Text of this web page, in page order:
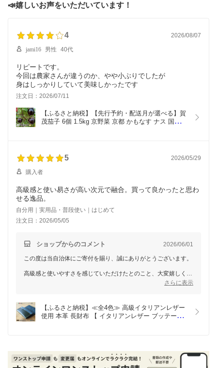
📣嬉しいお声をいただいています！
4 2026/08/07
jami16 男性 40代
リピートです。
今回は農家さんが違うのか、やや小ぶりでしたが
身はしっかりしていて美味しかったです
注文日：2026/07/11
【ふるさと納税】【先行予約・配送月が選べる】賀
茂茄子 6個 1.5kg 京野菜 京都 かもなす ナス 国産
5 2026/05/29
購入者
高級感と使い易さが高い次元で融合。買って良かったと思わ
せる逸品。
自分用｜実用品・普段使い｜はじめて
注文日：2026/05/05
ショップからのコメント 2026/06/01
この度は当自治体にご寄付を賜り、誠にありがとうございます。
高級感と使いやすさを感じていただけたとのこと、大変嬉しく思
います。こちらの長財布は、厳選したイタリアンレザーを使用
の良さを実感していただければ幸いです。
今後とも綾部市をどうぞよろしくお願いいたします。
さらに表示
【ふるさと納税】≪全4色≫ 高級イタリアンレザー
使用 本革 長財布 【 イタリアンレザー ブッテーロ